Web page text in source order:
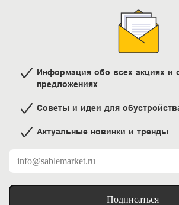
Информация обо всех акциях и
предложениях
Советы и идеи для
Актуальные новинки и тренды
Подписаться